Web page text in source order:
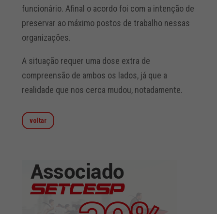
funcionário. Afinal o acordo foi com a intenção de
preservar ao máximo postos de trabalho nessas
organizações.
A situação requer uma dose extra de
compreensão de ambos os lados, já que a
realidade que nos cerca mudou, notadamente.
voltar